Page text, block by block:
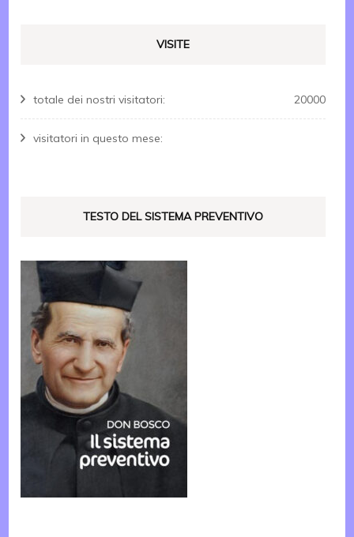
VISITE
20000
totale dei nostri visitatori:
visitatori in questo mese:
TESTO DEL SISTEMA PREVENTIVO